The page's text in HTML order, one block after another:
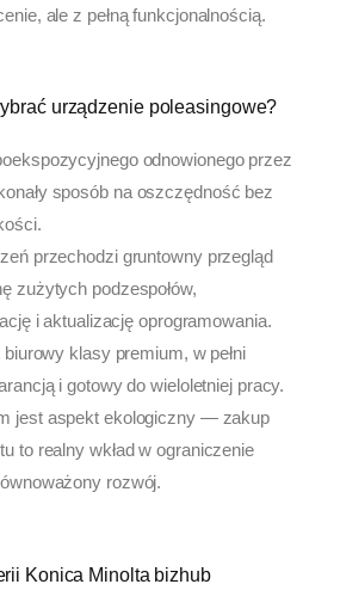
ale z pełną funkcjonalnością.
urządzenie poleasingowe?
odnowionego przez
sposób na oszczędność bez
przechodzi gruntowny przegląd
zużytych podzespołów,
i aktualizację oprogramowania.
klasy premium, w pełni
i gotowy do wieloletniej pracy.
jest aspekt ekologiczny — zakup
to realny wkład w ograniczenie
rozwój.
Konica Minolta bizhub